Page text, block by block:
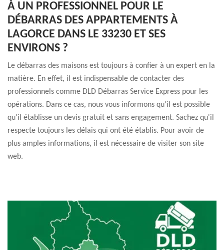
À UN PROFESSIONNEL POUR LE
DÉBARRAS DES APPARTEMENTS À
LAGORCE DANS LE 33230 ET SES
ENVIRONS ?
Le débarras des maisons est toujours à confier à un expert en la
matière. En effet, il est indispensable de contacter des
professionnels comme DLD Débarras Service Express pour les
opérations. Dans ce cas, nous vous informons qu'il est possible
qu'il établisse un devis gratuit et sans engagement. Sachez qu'il
respecte toujours les délais qui ont été établis. Pour avoir de
plus amples informations, il est nécessaire de visiter son site
web.